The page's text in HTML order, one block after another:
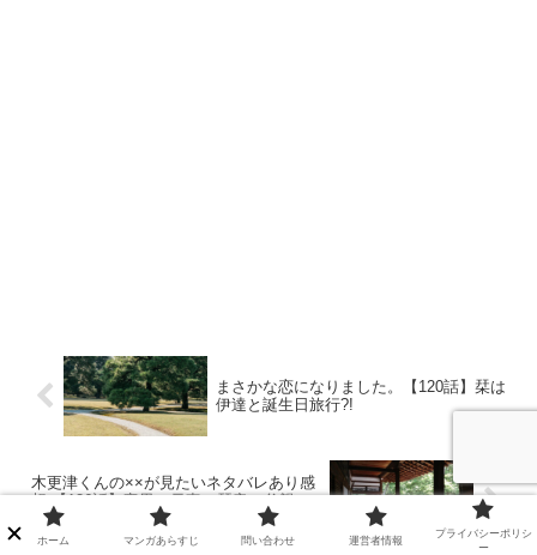
まさかな恋になりました。【120話】栞は
伊達と誕生日旅行?!
木更津くんの××が見たいネタバレあり感
想 【136話】竜男の元妻の琴音の父親の
お願い
ホーム マンガあらすじ 問い合わせ 運営者情報
プライバシーポリシ
ー